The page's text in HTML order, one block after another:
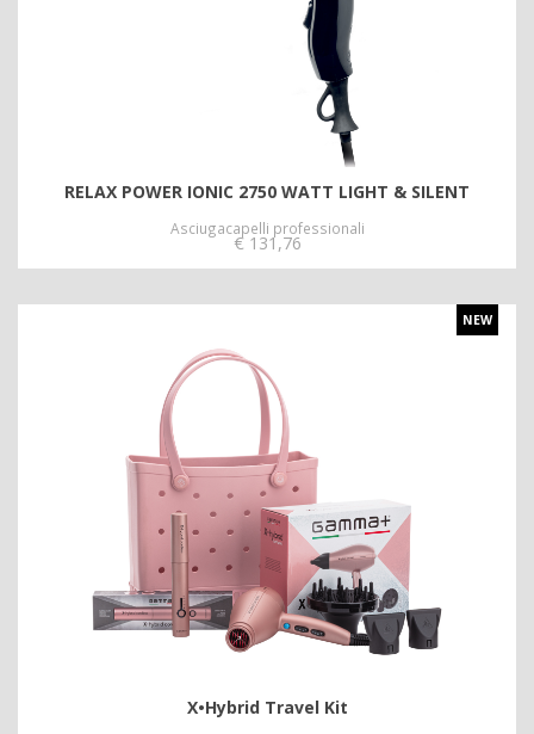
RELAX POWER IONIC 2750 WATT LIGHT & SILENT
Asciugacapelli professionali
€ 131,76
NEW
X•Hybrid Travel Kit